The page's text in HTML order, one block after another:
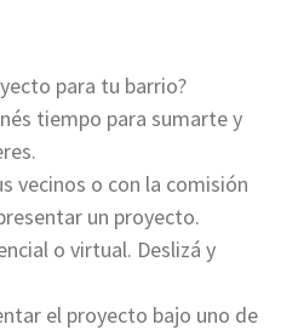
para tu barrio?
tiempo para sumarte y
vecinos o con la comisión
un proyecto.
o virtual. Deslizá y
el proyecto bajo uno de